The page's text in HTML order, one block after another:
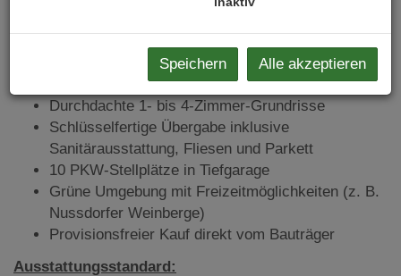
begehrter Lage des 19. Bezirks
Wohnungsgrößen von ca.37 m² bis ca. 100 m²
Durchdachte 1- bis 4-Zimmer-Grundrisse
Schlüsselfertige Übergabe inklusive
Sanitärausstattung, Fliesen und Parkett
10 PKW-Stellplätze in Tiefgarage
Grüne Umgebung mit Freizeitmöglichkeiten (z. B.
Nussdorfer Weinberge)
Provisionsfreier Kauf direkt vom Bauträger
Ausstattungsstandard:
Speichern Alle akzeptieren